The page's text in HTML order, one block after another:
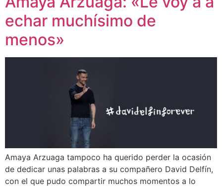
echar muchísimo de
menos»
Amaya Arzuaga tampoco ha querido perder la ocasión
de dedicar unas palabras a su compañero David Delfín,
con el que pudo compartir muchos momentos a lo